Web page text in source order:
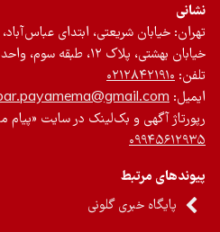
خیابان شریعتی، ابتدای عباس‌آباد،
بهشتی، پلاک ۱۲، طبقه سوم، واحد ۵
۰۲۱۲۸۴۲۱۹۱۰
khabar.payamema@gmail.com
آگهی و بک‌لینک در سایت «پیام ما»:
مرتبط
پایگاه خبری گلونی